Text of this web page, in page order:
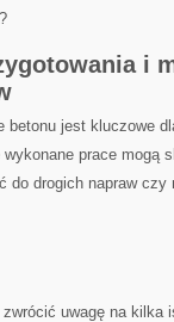
⁣i
jest kluczowe
prace mogą
do drogich napraw
uwagę ⁢na ​kilka